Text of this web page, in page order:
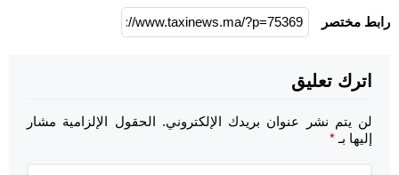
رابط مختصر
اترك تعليق
لن يتم نشر عنوان بريدك الإلكتروني. الحقول الإلزامية مشار
إليها بـ*